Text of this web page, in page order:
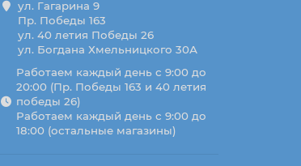
ул. Гагарина 9
Пр. Победы 163
ул. 40 летия Победы 26
ул. Богдана Хмельницкого 30А
Работаем каждый день с 9:00 до
20:00 (Пр. Победы 163 и 40 летия
победы 26)
Работаем каждый день с 9:00 до
18:00 (остальные магазины)